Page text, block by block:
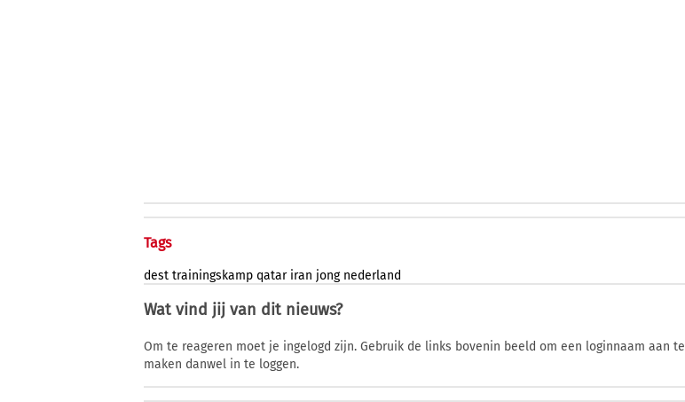
Tags
dest trainingskamp qatar iran jong nederland
Wat vind jij van dit nieuws?
Om te reageren moet je ingelogd zijn. Gebruik de links bovenin beeld om een loginnaam aan te
maken danwel in te loggen.